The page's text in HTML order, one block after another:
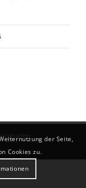
der Seite,
Cookies zu.